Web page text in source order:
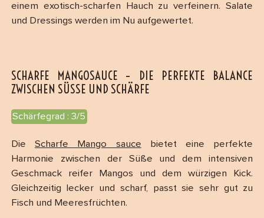
einem exotisch-scharfen Hauch zu verfeinern. Salate
und Dressings werden im Nu aufgewertet.
SCHARFE MANGOSAUCE – DIE PERFEKTE BALANCE
ZWISCHEN SÜSSE UND SCHÄRFE
Schärfegrad : 3/5
Die Scharfe Mango sauce bietet eine perfekte
Harmonie zwischen der Süße und dem intensiven
Geschmack reifer Mangos und dem würzigen Kick.
Gleichzeitig lecker und scharf, passt sie sehr gut zu
Fisch und Meeresfrüchten.